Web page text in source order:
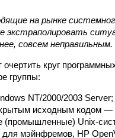
на рынке
экстраполировать
совсем неправильным.
очертить круг
группы:
NT/2000/2003 Server;
исходным кодом —
(промышленные) Unix-
мэйнфремов, HP